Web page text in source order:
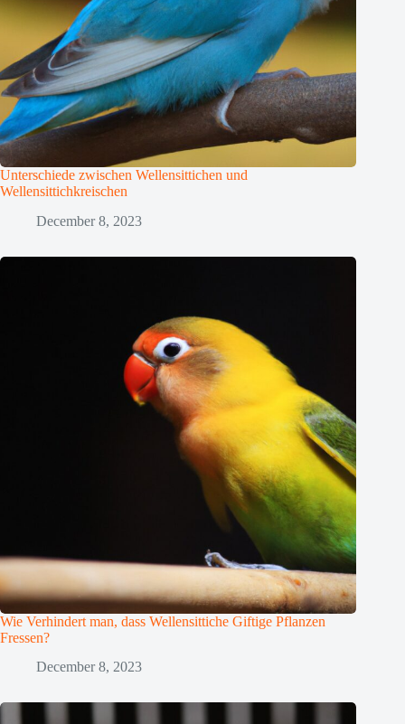
Unterschiede zwischen Wellensittichen und
Wellensittichkreischen
December 8, 2023
Wie Verhindert man, dass Wellensittiche Giftige Pflanzen
Fressen?
December 8, 2023